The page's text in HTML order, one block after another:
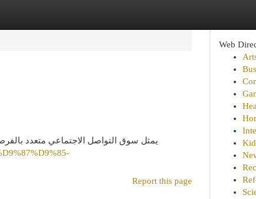
يمثل سوق التواصل الاجتماعي متعدد
Report this page
Web